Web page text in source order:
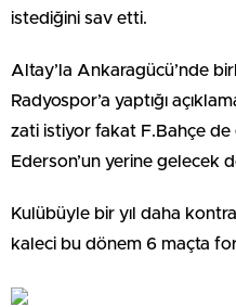
istediğini sav etti.
Altay’la Ankaragücü’nde
Radyospor’a yaptığı
zati istiyor fakat F.Bahçe
Ederson’un yerine gelecek
Kulübüyle bir yıl daha
kaleci bu dönem 6 maçta